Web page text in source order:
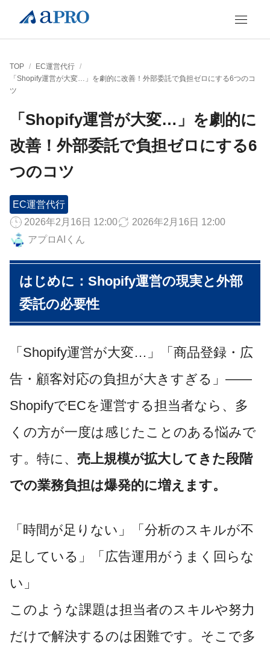
TOP / EC運営代行 /
「Shopify運営が大変…」を劇的に改善！外部委託で負担ゼロにする6つのコ
ツ
「Shopify運営が大変…」を劇的に
改善！外部委託で負担ゼロにする6
つのコツ
EC運営代行
2026年2月16日 12:00
2026年2月16日 12:00
アプロAIくん
はじめに：Shopify運営の現実と外部
委託の必要性
「Shopify運営が大変…」「商品登録・広
告・顧客対応の負担が大きすぎる」——
ShopifyでECを運営する担当者なら、多
くの方が一度は感じたことのある悩みで
す。特に、 売上規模が拡大してきた段階
での業務負担は爆発的に増えます。
「時間が足りない」「分析のスキルが不
足している」「広告運用がうまく回らな
い」
このような課題は担当者のスキルや努力
だけで解決するのは困難です。そこで多